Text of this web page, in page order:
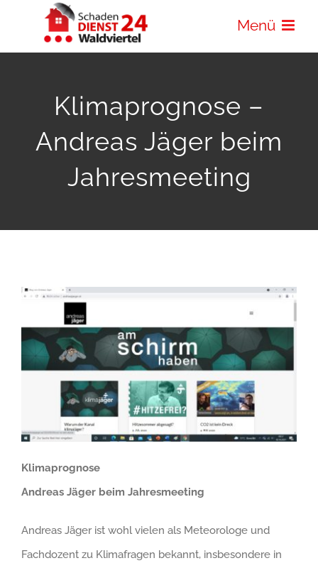
Menü
Klimaprognose –
Andreas Jäger beim
Jahresmeeting
Klimaprognose
Andreas Jäger beim Jahresmeeting
Andreas Jäger ist wohl vielen als Meteorologe und
Fachdozent zu Klimafragen bekannt, insbesondere in